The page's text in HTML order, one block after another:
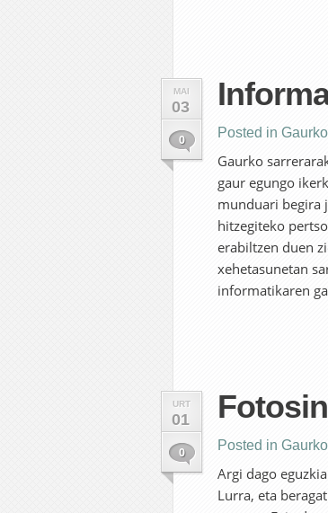
MAI
03
0 Posted in
Gaurko
gaur egungo
munduari begira
hitzegiteko
erabiltzen duen
xehetasunetan
informatikaren
URT
01
0 Posted in
Argi dago
Lurra, eta